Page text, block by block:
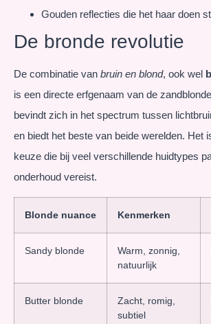
Gouden reflecties die het haar doen
De bronde revolutie
De combinatie van bruin en blond, ook wel
is een directe erfgenaam van de
bevindt zich in het spectrum tussen
en biedt het beste van beide werelden. Het
keuze die bij veel verschillende huidtypes
onderhoud vereist.
Blonde nuance Kenmerken
Sandy blonde
Warm, zonnig,
natuurlijk
Butter blonde
Zacht, romig,
subtiel